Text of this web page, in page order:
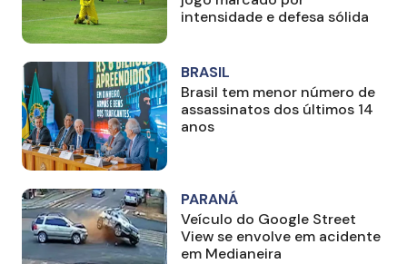
intensidade e defesa sólida
BRASIL
Brasil tem menor número de
assassinatos dos últimos 14
anos
PARANÁ
Veículo do Google Street
View se envolve em acidente
em Medianeira